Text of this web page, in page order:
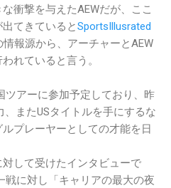
衝撃を与えたAEWだが、ここ
てきているとSportsIllusrated
報源から、アーチャーとAEW
れていると言う。
ツアーに参加予定しており、昨
またUSタイトルを手にするな
プレーヤーとしての才能を日
して受けたインタビューで
戦に対し「キャリアの最大の夜